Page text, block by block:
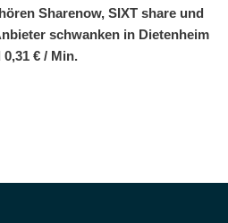
Sharenow, SIXT share und
schwanken in Dietenheim
€ / Min.